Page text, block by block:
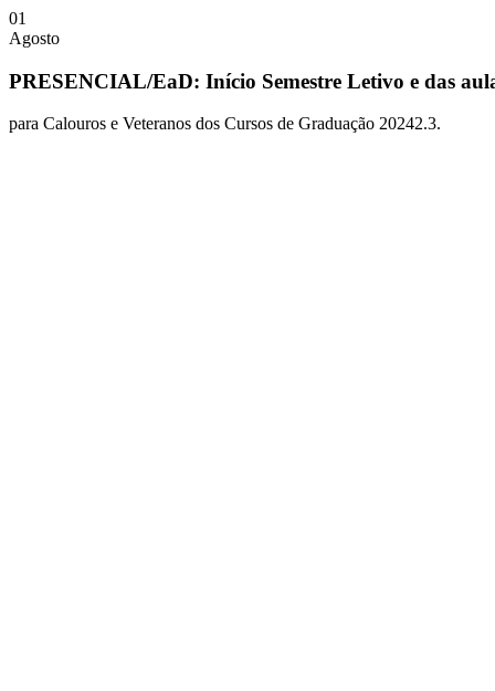
01
Agosto
PRESENCIAL/EaD: Início Semestre Letivo e das
para Calouros e Veteranos dos Cursos de Graduação 20242.3.